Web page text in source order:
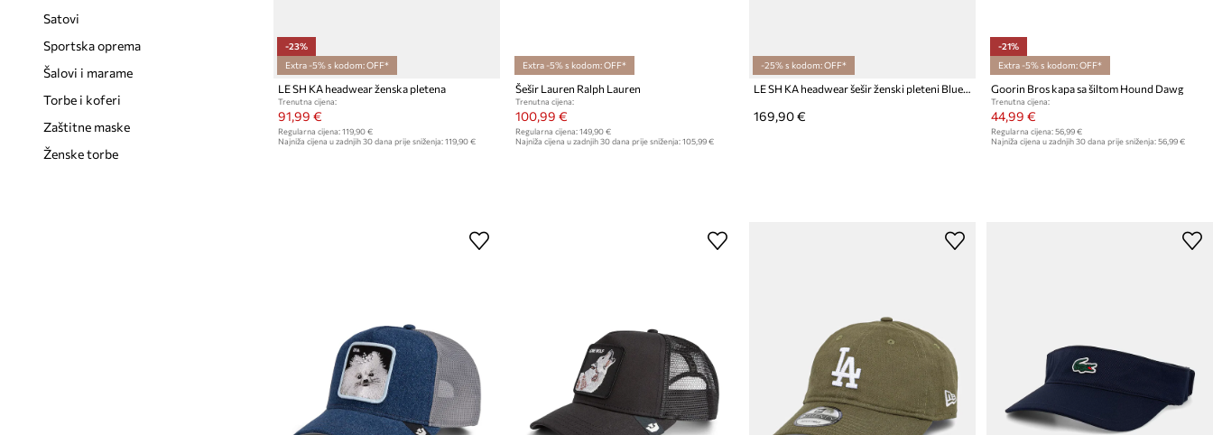
Setovi
Suknje
Tehničko donje rublje
Traperice
Trenirke
Termo čizme
Satovi
Sportska oprema
Šalovi i marame
Torbe i koferi
Zaštitne maske
Ženske torbe
-23%
Extra -5% s kodom: OFF*
LE SH KA headwear ženska pletena
Trenutna cijena:
91,99 €
Regularna cijena: 119,90 €
Najniža cijena u zadnjih 30 dana prije sniženja: 119,90 €
Extra -5% s kodom: OFF*
Šešir Lauren Ralph Lauren
Trenutna cijena:
100,99 €
Regularna cijena: 149,90 €
Najniža cijena u zadnjih 30 dana prije sniženja: 105,99 €
-25% s kodom: OFF*
LE SH KA headwear šešir ženski pleteni Blue Bucket Hat
169,90 €
-21%
Extra -5% s kodom: OFF*
Goorin Bros kapa sa šiltom Hound Dawg
Trenutna cijena:
44,99 €
Regularna cijena: 56,99 €
Najniža cijena u zadnjih 30 dana prije sniženja: 56,99 €